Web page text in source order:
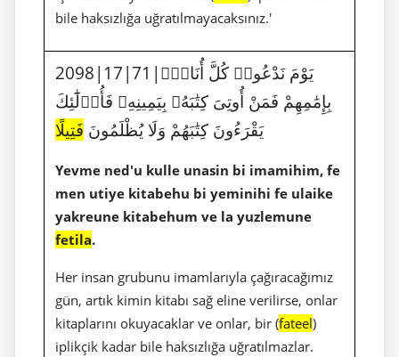
bile haksızlığa uğratılmayacaksınız.'
2098|17|71|يَوْمَ نَدْعُوا۟ كُلَّ أُنَاسٍۭ
بِإِمَٰمِهِمْ فَمَنْ أُوتِىَ كِتَٰبَهُۥ بِيَمِينِهِۦ فَأُو۟لَٰٓئِكَ
يَقْرَءُونَ كِتَٰبَهُمْ وَلَا يُظْلَمُونَ فَتِيلًا
Yevme ned'u kulle unasin bi imamihim, fe
men utiye kitabehu bi yeminihi fe ulaike
yakreune kitabehum ve la yuzlemune
fetila.
Her insan grubunu imamlarıyla çağıracağımız
gün, artık kimin kitabı sağ eline verilirse, onlar
kitaplarını okuyacaklar ve onlar, bir (fateel)
iplikçik kadar bile haksızlığa uğratılmazlar.